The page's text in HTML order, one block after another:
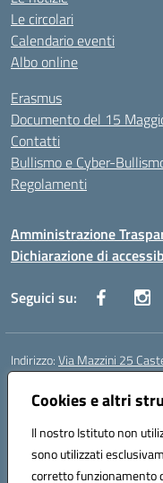
Cookies e altri
Il nostro Istituto non
sono utilizzati
corretto funzionamento
Le circolari
Calendario eventi
Albo online
Erasmus
Documento del 15
Contatti
Bullismo e Cyber-
Regolamenti
Amministrazione
Dichiarazione di
Seguici su:
Indirizzo:Via Mazzini 25
Centralino:
Posta elettronica certificata
Codice fiscale:
Codice meccanografico:
Codice Indice delle